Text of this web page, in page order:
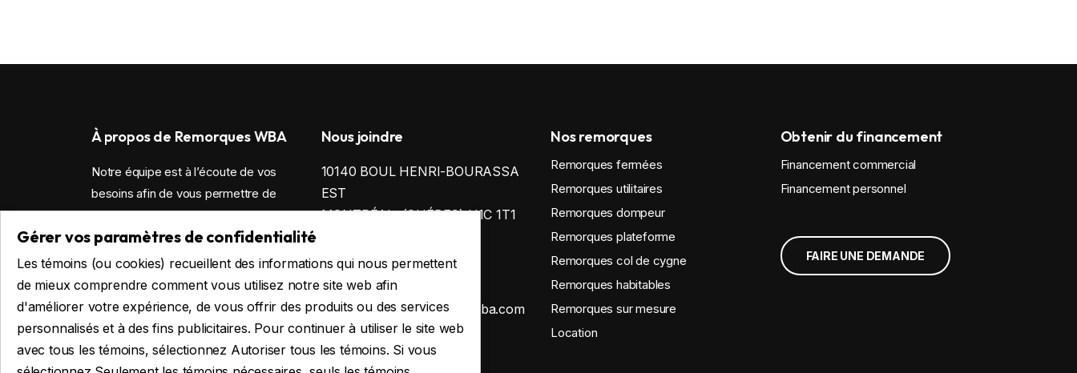
Gérer vos paramètres de confidentialité
Les témoins (ou cookies) recueillent des informations qui nous permettent
de mieux comprendre comment vous utilisez notre site web afin
d'améliorer votre expérience, de vous offrir des produits ou des services
personnalisés et à des fins publicitaires. Pour continuer à utiliser le site web
avec tous les témoins, sélectionnez Autoriser tous les témoins. Si vous
À propos de Remorques WBA
Notre équipe est à l’écoute de vos
besoins afin de vous permettre de
vivre la meilleure expérience d’achat
sur le marché!
Nous joindre
10140 BOUL HENRI-BOURASSA
EST
MONTRÉAL, (QUÉBEC) H1C 1T1
Voir la carte
438-812-3355
contact@remorqueswba.com
Politique de confidentialité
Nos remorques
Remorques fermées
Remorques utilitaires
Remorques dompeur
Remorques plateforme
Remorques col de cygne
Remorques habitables
Remorques sur mesure
Location
Obtenir du financement
Financement commercial
Financement personnel
FAIRE UNE DEMANDE